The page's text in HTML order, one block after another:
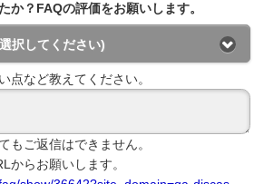
か？FAQの評価をお願いします。
択してください)
点など教えてください。
もご返信はできません。
からお願いします。